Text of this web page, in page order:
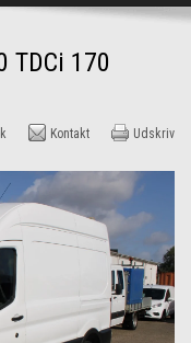
TDCi 170
Kontakt Udskriv